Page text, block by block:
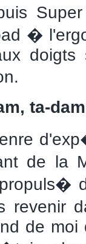
�
ta-
de la
revenir
de moi